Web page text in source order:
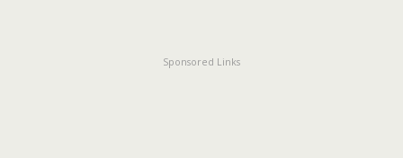
Sponsored Links